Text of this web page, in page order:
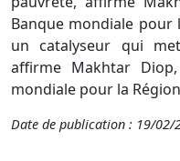
Banque mondiale pour
un catalyseur qui
affirme Makhtar
mondiale pour la
Date de publication : 19/02/